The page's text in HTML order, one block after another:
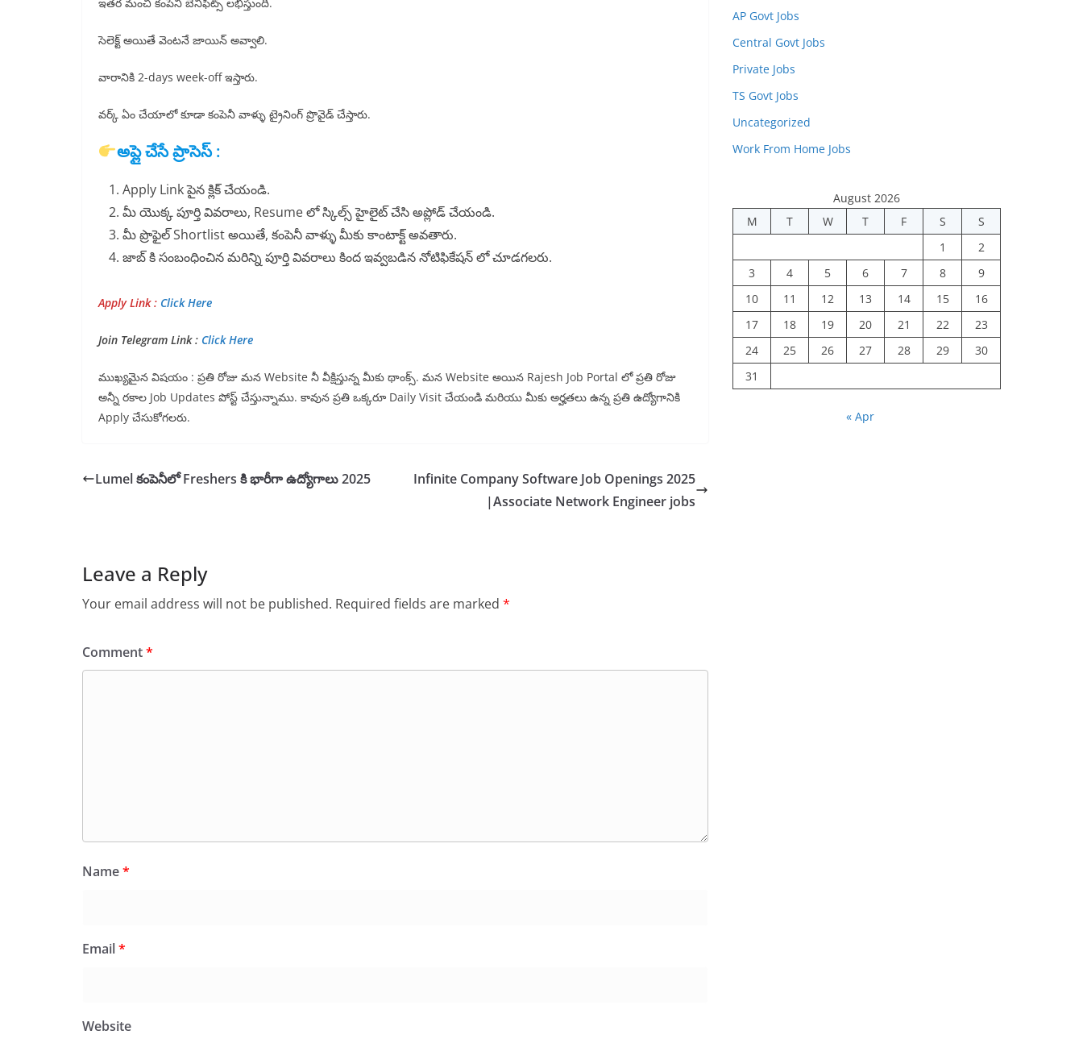
సెలెక్ట్ అయితే వెంటనే జాయిన్ అవ్వాలి.
వారానికి 2-days week-off ఇస్తారు.
వర్క్ ఏం చేయాలో కూడా కంపెనీ వాళ్ళు ట్రైనింగ్ ప్రొవైడ్ చేస్తారు.
అప్లై చేసే ప్రాసెస్ :
Apply Link పైన క్లిక్ చేయండి.
మీ యొక్క పూర్తి వివరాలు, Resume లో స్కిల్స్ హైలైట్ చేసి అప్లోడ్ చేయండి.
మీ ప్రొఫైల్ Shortlist అయితే, కంపెనీ వాళ్ళు మీకు కాంటాక్ట్ అవతారు.
జాబ్ కి సంబంధించిన మరిన్ని పూర్తి వివరాలు కింద ఇవ్వబడిన నోటిఫికేషన్ లో చూడగలరు.
Apply Link : Click Here
Join Telegram Link : Click Here
ముఖ్యమైన విషయం : ప్రతి రోజు మన Website నీ వీక్షిస్తున్న మీకు థాంక్స్. మన Website అయిన Rajesh Job Portal లో ప్రతి రోజు
అన్నీ రకాల Job Updates పోస్ట్ చేస్తున్నాము. కావున ప్రతి ఒక్కరూ Daily Visit చేయండి మరియు మీకు అర్హతలు ఉన్న ప్రతి ఉద్యోగానికి
Apply చేసుకోగలరు.
Lumel కంపెనీలో Freshers కి భారీగా ఉద్యోగాలు 2025
Infinite Company Software Job Openings 2025
|Associate Network Engineer jobs
Leave a Reply
Your email address will not be published. Required fields are marked *
Comment*
Name*
Email*
Website
AP Govt Jobs
Central Govt Jobs
Private Jobs
TS Govt Jobs
Uncategorized
Work From Home Jobs
August 2026
M
T W T F S
S
1
2
3
4 5 6 7 8
9
10
11 12 13 14 15
16
17
18 19 20 21 22
23
24
25 26 27 28 29
30
31
« Apr